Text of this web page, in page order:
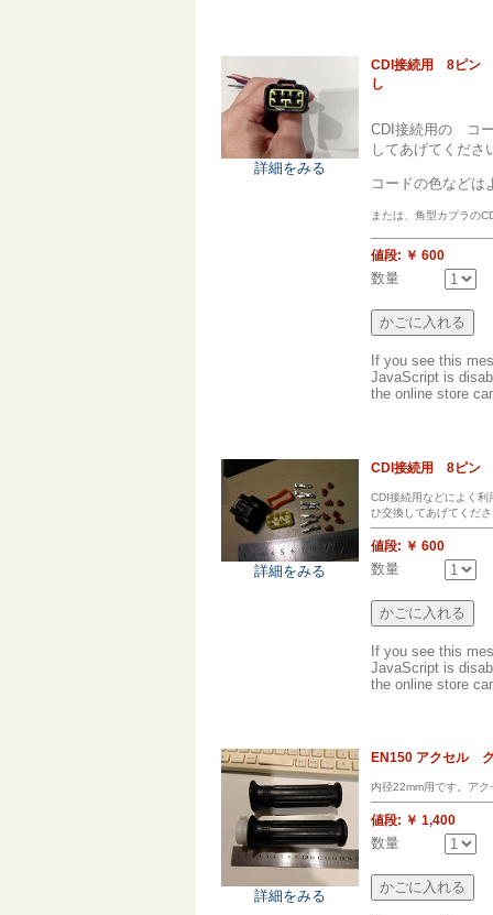
詳細をみる
CDI接続用 8ピン
し
CDI接続用の コー
してあげてくださ
コードの色などは
または、角型カプラの
値段: ￥ 600
数量
If you see this
JavaScript is
the online store
詳細をみる
CDI接続用 8ピン
CDI接続用などによく
ひ交換してあげてくだ
値段: ￥ 600
数量
If you see this
JavaScript is
the online store
詳細をみる
EN150 アクセル
内径22mm用です。ア
値段: ￥ 1,400
数量